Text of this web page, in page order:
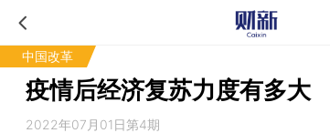
中国改革
疫情后经济复苏力度有多大
2022年07月01日第4期